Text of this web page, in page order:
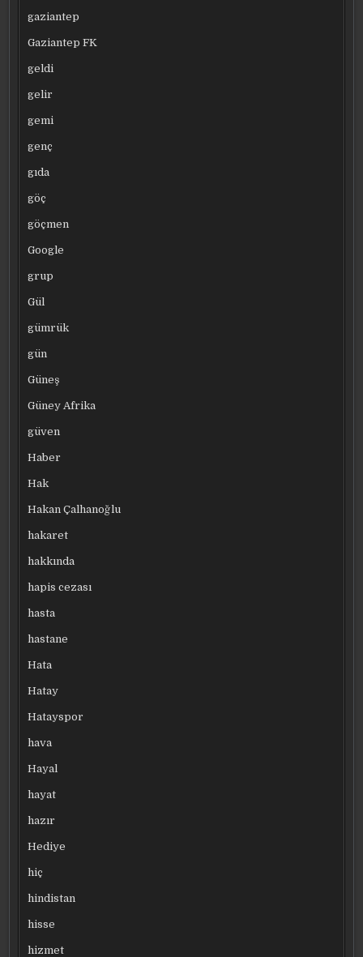
gaziantep
Gaziantep FK
geldi
gelir
gemi
genç
gıda
göç
göçmen
Google
grup
Gül
gümrük
gün
Güneş
Güney Afrika
güven
Haber
Hak
Hakan Çalhanoğlu
hakaret
hakkında
hapis cezası
hasta
hastane
Hata
Hatay
Hatayspor
hava
Hayal
hayat
hazır
Hediye
hiç
hindistan
hisse
hizmet